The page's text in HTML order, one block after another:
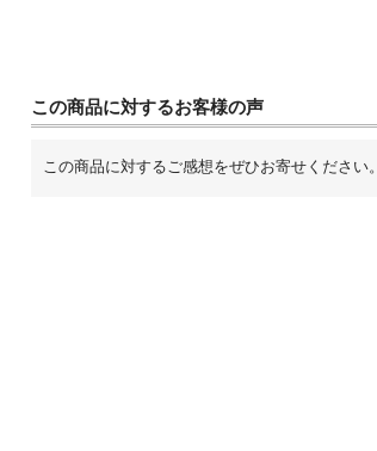
この商品に対するお客様の声
この商品に対するご感想をぜひお寄せください。